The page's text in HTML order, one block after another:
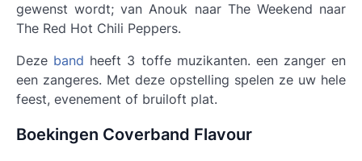
gewenst wordt; van Anouk naar The Weekend naar
The Red Hot Chili Peppers.
Deze band heeft 3 toffe muzikanten. een zanger en
een zangeres. Met deze opstelling spelen ze uw hele
feest, evenement of bruiloft plat.
Boekingen Coverband Flavour